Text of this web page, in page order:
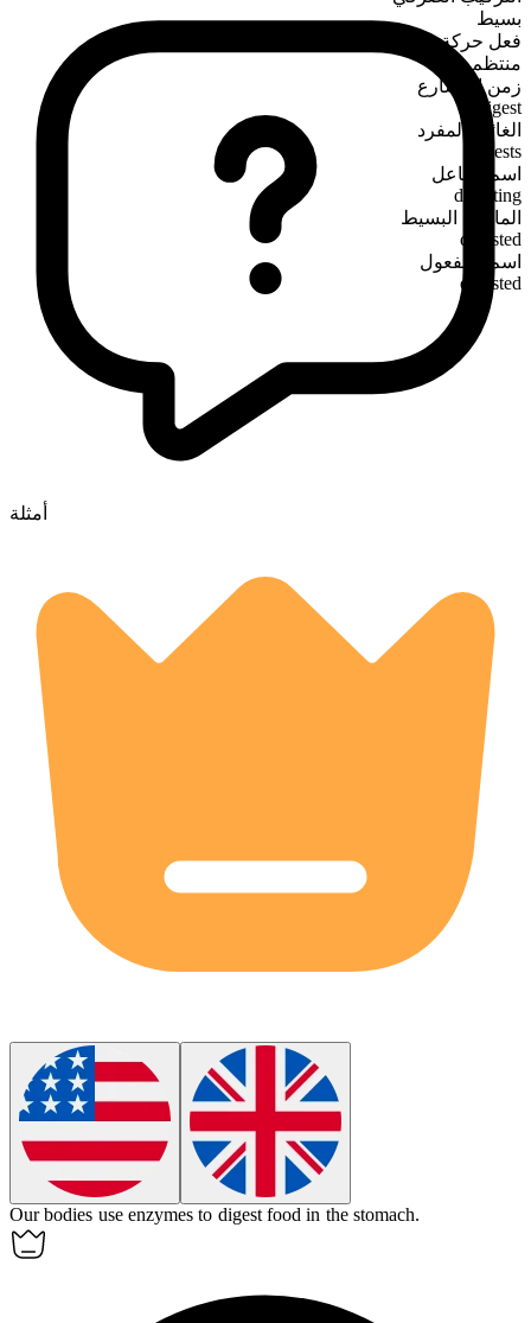
بسيط
فعل حركة
منتظم
زمن المضارع
digest
الغائب المفرد
digests
اسم الفاعل
digesting
الماضي البسيط
digested
اسم المفعول
digested
أمثلة
Our bodies use enzymes to digest food in the stomach.